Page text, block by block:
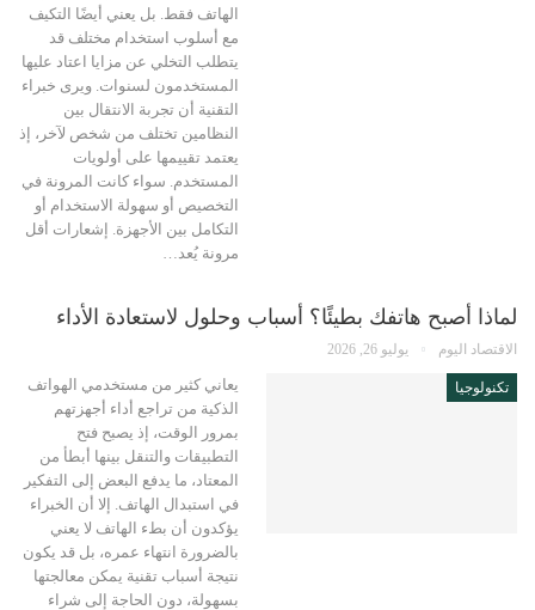
الهاتف فقط. بل يعني أيضًا التكيف
مع أسلوب استخدام مختلف قد
يتطلب التخلي عن مزايا اعتاد عليها
المستخدمون لسنوات. ويرى خبراء
التقنية أن تجربة الانتقال بين
النظامين تختلف من شخص لآخر، إذ
يعتمد تقييمها على أولويات
المستخدم. سواء كانت المرونة في
التخصيص أو سهولة الاستخدام أو
التكامل بين الأجهزة. إشعارات أقل
مرونة يُعد…
لماذا أصبح هاتفك بطيئًا؟ أسباب وحلول لاستعادة الأداء
الاقتصاد اليوم يوليو 26, 2026
تكنولوجيا
يعاني كثير من مستخدمي الهواتف
الذكية من تراجع أداء أجهزتهم
بمرور الوقت، إذ يصبح فتح
التطبيقات والتنقل بينها أبطأ من
المعتاد، ما يدفع البعض إلى التفكير
في استبدال الهاتف. إلا أن الخبراء
يؤكدون أن بطء الهاتف لا يعني
بالضرورة انتهاء عمره، بل قد يكون
نتيجة أسباب تقنية يمكن معالجتها
بسهولة، دون الحاجة إلى شراء